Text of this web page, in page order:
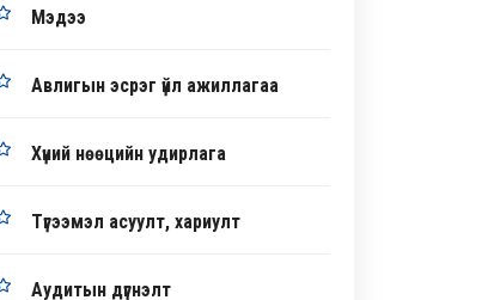
Мэдээ
Авлигын эсрэг үйл ажиллагаа
Хүний нөөцийн удирлага
Түгээмэл асуулт, хариулт
Аудитын дүгнэлт